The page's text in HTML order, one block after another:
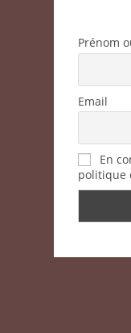
Prénom
Email
En
politique